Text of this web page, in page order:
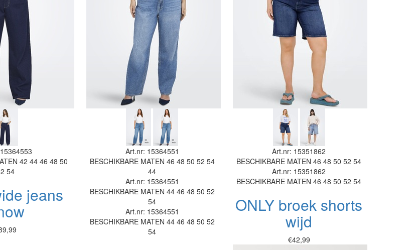
42 44 46 48 50
54
jeans
Art.nr: 15364551
BESCHIKBARE MATEN 46 48 50 52 54
44
Art.nr: 15364551
BESCHIKBARE MATEN 44 46 48 50 52
54
Art.nr: 15364551
BESCHIKBARE MATEN 44 46 48 50 52
54
Art.nr: 15351862
BESCHIKBARE MATEN 46 48 50 52 54
Art.nr: 15351862
BESCHIKBARE MATEN 46 48 50 52 54
ONLY broek shorts
wijd
€42,99